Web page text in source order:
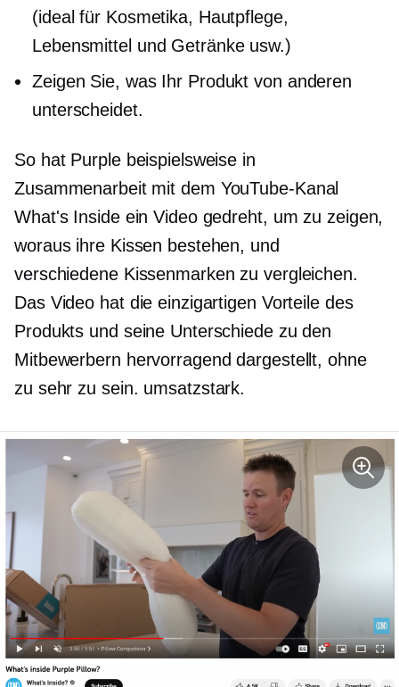
(ideal für Kosmetika, Hautpflege,
Lebensmittel und Getränke usw.)
Zeigen Sie, was Ihr Produkt von anderen
unterscheidet.
So hat Purple beispielsweise in
Zusammenarbeit mit dem YouTube-Kanal
What's Inside ein Video gedreht, um zu zeigen,
woraus ihre Kissen bestehen, und
verschiedene Kissenmarken zu vergleichen.
Das Video hat die einzigartigen Vorteile des
Produkts und seine Unterschiede zu den
Mitbewerbern hervorragend dargestellt, ohne
zu sehr zu sein. umsatzstark.